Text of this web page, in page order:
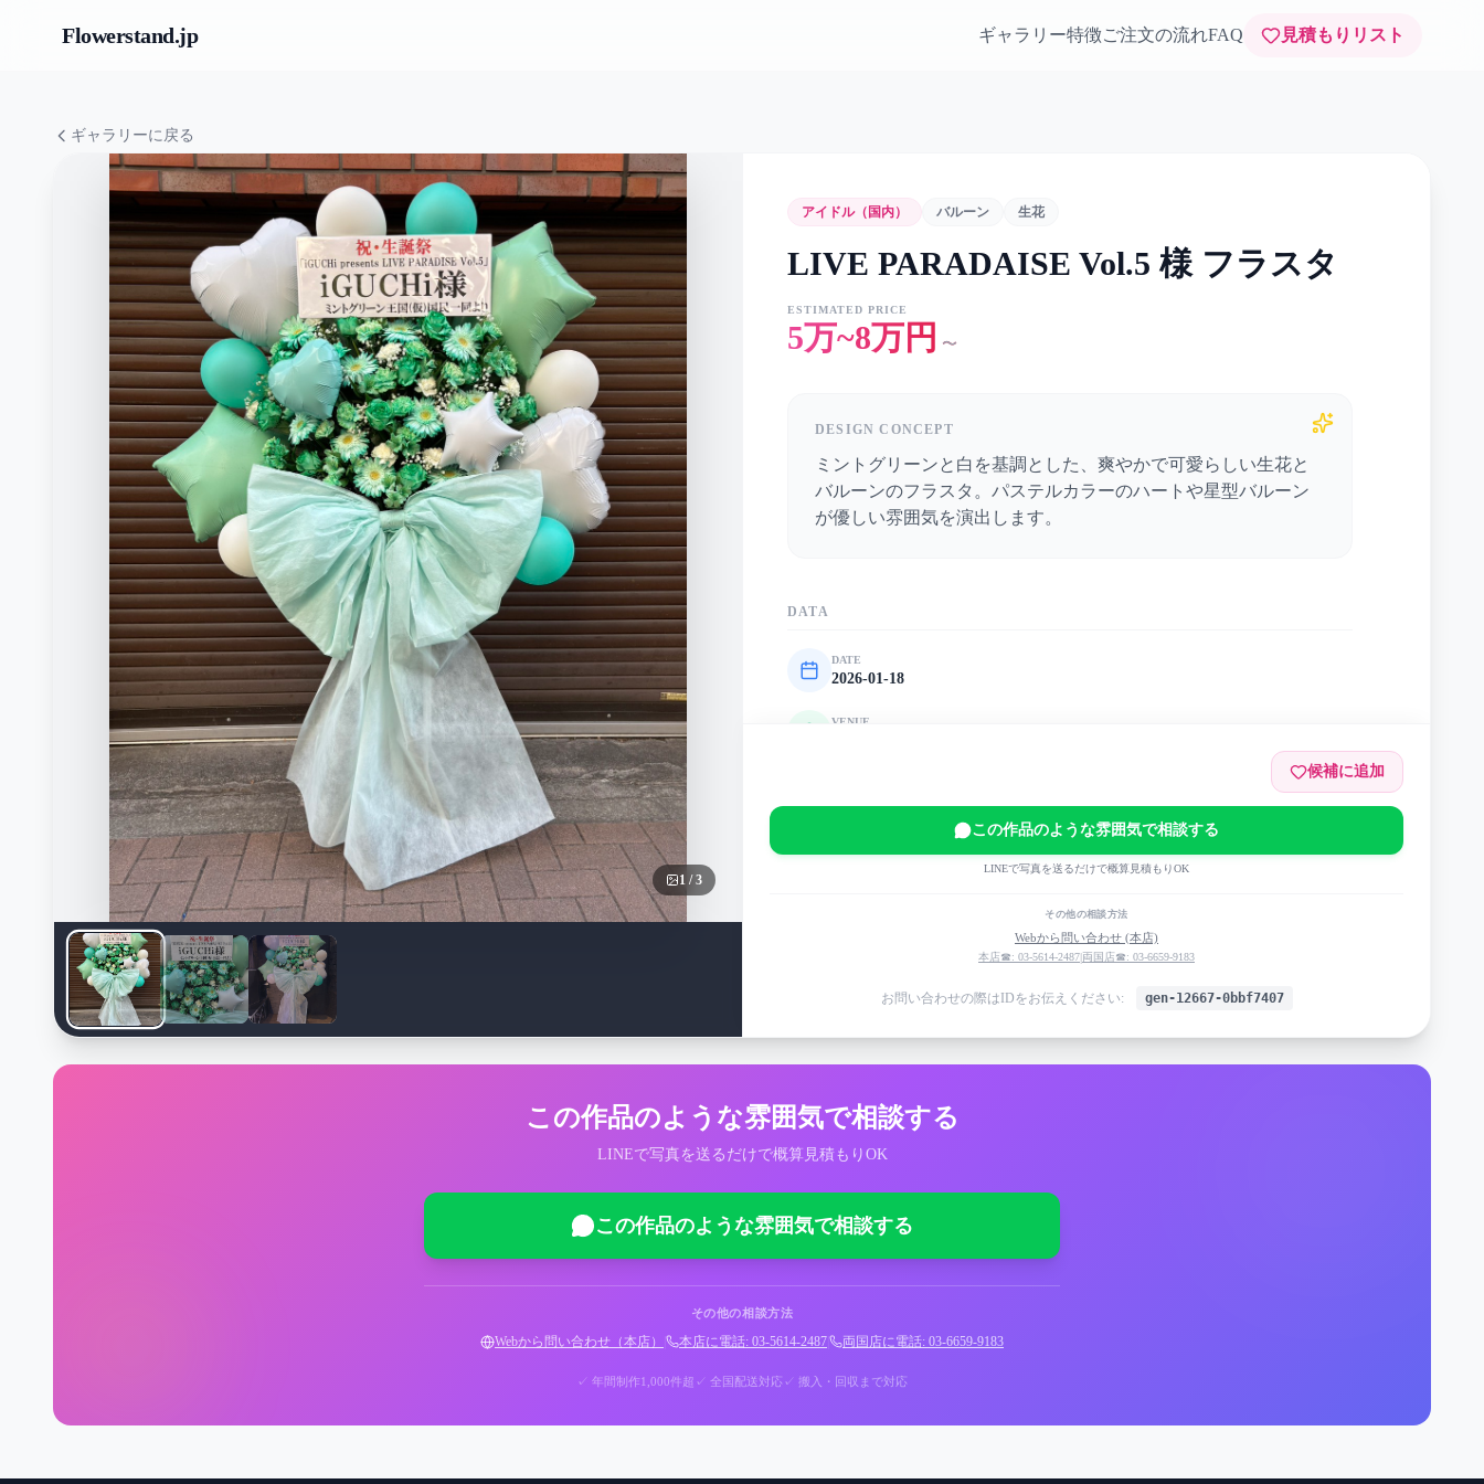
Flowerstand.jp ギャラリー特徴ご注文の流れFAQ 見積もりリスト
ギャラリーに戻る
1 /3
アイドル（国内） バルーン 生花
LIVE PARADAISE Vol.5 様 フラスタ
ESTIMATED PRICE
5万~8万円 〜
DESIGN CONCEPT
ミントグリーンと白を基調とした、爽やかで可愛らしい生花と
バルーンのフラスタ。パステルカラーのハートや星型バルーン
が優しい雰囲気を演出します。
DATA
DATE
2026-01-18
VENUE
候補に追加
この作品のような雰囲気で相談する
LINEで写真を送るだけで概算見積もりOK
その他の相談方法
Webから問い合わせ (本店)
本店☎: 03-5614-2487|両国店☎: 03-6659-9183
お問い合わせの際はIDをお伝えください: gen-12667-0bbf7407
この作品のような雰囲気で相談する
LINEで写真を送るだけで概算見積もりOK
この作品のような雰囲気で相談する
その他の相談方法
Webから問い合わせ（本店） 本店に電話: 03-5614-2487 両国店に電話: 03-6659-9183
✓ 年間制作1,000件超 ✓ 全国配送対応✓ 搬入・回収まで対応